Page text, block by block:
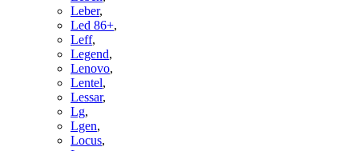
Leber,
Led 86+,
Leff,
Legend,
Lenovo,
Lentel,
Lessar,
Lg,
Lgen,
Locus,